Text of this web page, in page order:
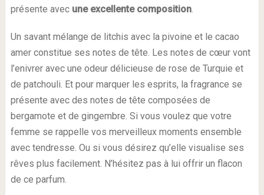
présente avec une excellente composition.
Un savant mélange de litchis avec la pivoine et le cacao
amer constitue ses notes de tête. Les notes de cœur vont
l’enivrer avec une odeur délicieuse de rose de Turquie et
de patchouli. Et pour marquer les esprits, la fragrance se
présente avec des notes de tête composées de
bergamote et de gingembre. Si vous voulez que votre
femme se rappelle vos merveilleux moments ensemble
avec tendresse. Ou si vous désirez qu’elle visualise ses
rêves plus facilement. N’hésitez pas à lui offrir un flacon
de ce parfum.